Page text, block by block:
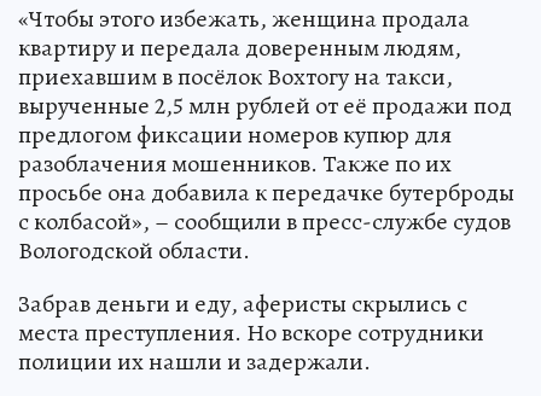
«Чтобы этого избежать, женщина продала
квартиру и передала доверенным людям,
приехавшим в посёлок Вохтогу на такси,
вырученные 2,5 млн рублей от её продажи под
предлогом фиксации номеров купюр для
разоблачения мошенников. Также по их
просьбе она добавила к передачке бутерброды
с колбасой», – сообщили в пресс-службе судов
Вологодской области.
Забрав деньги и еду, аферисты скрылись с
места преступления. Но вскоре сотрудники
полиции их нашли и задержали.